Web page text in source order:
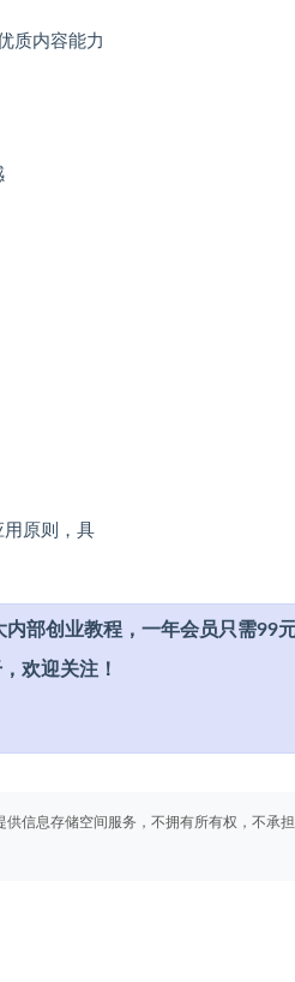
质内容能力
用原则，具
部创业教程，一年会员只需99
欢迎关注！
信息存储空间服务，不拥有所有权，不承